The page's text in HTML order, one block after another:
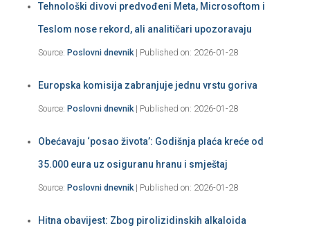
Tehnološki divovi predvođeni Meta, Microsoftom i
Teslom nose rekord, ali analitičari upozoravaju
Source: Poslovni dnevnik Published on: 2026-01-28
Europska komisija zabranjuje jednu vrstu goriva
Source: Poslovni dnevnik Published on: 2026-01-28
Obećavaju ‘posao života’: Godišnja plaća kreće od
35.000 eura uz osiguranu hranu i smještaj
Source: Poslovni dnevnik Published on: 2026-01-28
Hitna obavijest: Zbog pirolizidinskih alkaloida